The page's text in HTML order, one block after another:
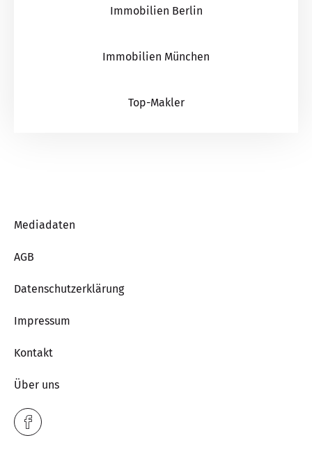
Immobilien Berlin
Immobilien München
Top-Makler
Mediadaten
AGB
Datenschutzerklärung
Impressum
Kontakt
Über uns